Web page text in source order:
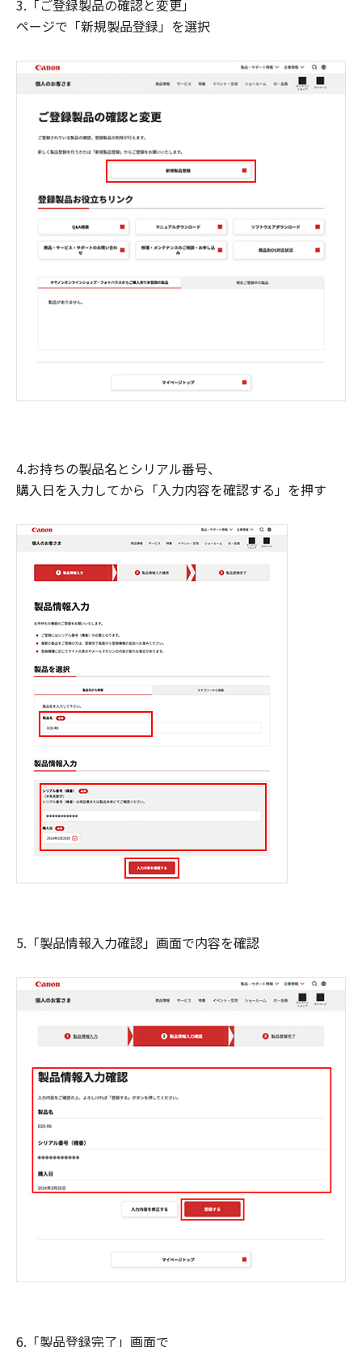
3.「ご登録製品の確認と変更」
ページで「新規製品登録」を選択
4.お持ちの製品名とシリアル番号、
購入日を入力してから「入力内容を確認する」を押す
5.「製品情報入力確認」画面で内容を確認
6.「製品登録完了」画面で